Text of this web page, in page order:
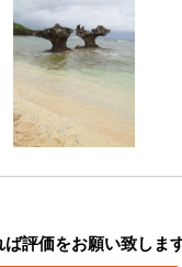
評価をお願い致します